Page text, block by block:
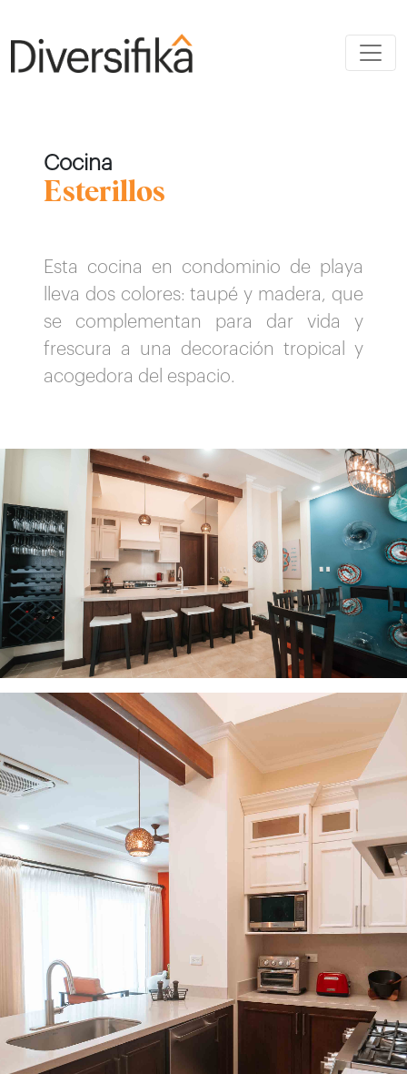
Cocina
Esterillos
Esta cocina en condominio de playa
lleva dos colores: taupé y madera, que
se complementan para dar vida y
frescura a una decoración tropical y
acogedora del espacio.